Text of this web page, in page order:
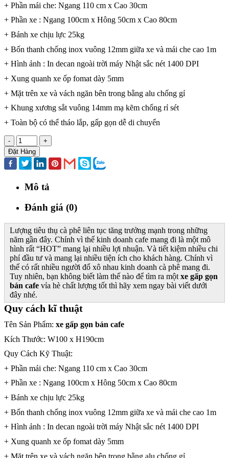
+ Phần mái che: Ngang 110 cm x Cao 30cm
+ Phần xe : Ngang 100cm x Hông 50cm x Cao 80cm
+ Bánh xe chịu lực 25kg
+ Bốn thanh chống inox vuông 12mm giữa xe và mái che cao 1m
+ Hình ảnh : In decan ngoài trời máy Nhật sắc nét 1400 DPI
+ Xung quanh xe ốp fomat dày 5mm
+ Mặt trên xe và vách ngăn bên trong bằng alu chống gỉ
+ Khung xương sắt vuông 14mm mạ kẽm chống rỉ sét
+ Toàn bộ có thể tháo lắp, gấp gọn dễ di chuyển
-
+
Đặt Hàng
Mô tả
Đánh giá (0)
Lượng tiêu thụ cà phê liên tục tăng trưởng mạnh trong những
năm gần đây. Chính vì thế kinh doanh cafe mang đi là một mô
hình rất “HOT” mang lại nhiều lợi nhuận. Và tiết kiệm nhiều chi
phí đầu tư và mang lại nhiều tiện ích cho khách hàng. Chính vì
thế có rất nhiều người đổ xô nhau kinh doanh cà phê mang đi.
Tuy nhiên, bạn không biết làm thế nào để tìm ra một xe gấp gọn
bán cafe vỉa hè chất lượng tốt thì hãy xem ngay bài viết dưới
đây nhé.
Quy cách kĩ thuật
Tên Sản Phẩm: xe gấp gọn bán cafe
Kích Thước: W100 x H190cm
Quy Cách Kỹ Thuật:
+ Phần mái che: Ngang 110 cm x Cao 30cm
+ Phần xe : Ngang 100cm x Hông 50cm x Cao 80cm
+ Bánh xe chịu lực 25kg
+ Bốn thanh chống inox vuông 12mm giữa xe và mái che cao 1m
+ Hình ảnh : In decan ngoài trời máy Nhật sắc nét 1400 DPI
+ Xung quanh xe ốp fomat dày 5mm
+ Mặt trên xe và vách ngăn bên trong bằng alu chống gỉ